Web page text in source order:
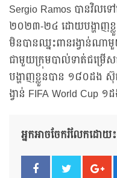
Sergio Ramos បានវិល
២០២៣-២៤ ដោយបង្ហាញខ្
មិនបានឈ្នះពានរង្វាន់ណា
ជាមួយក្រុមបាល់ទាត់ជម្រើ
បង្ហាញខ្លួនបាន ១៨០ដង
ង្វាន់ FIFA World Cup
អ្នកអាចចែករំលែកដោយ៖